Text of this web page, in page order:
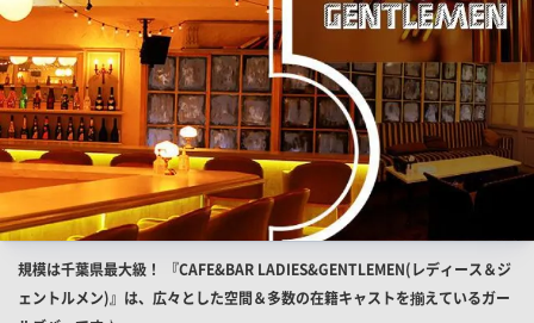
店
舗
規模は千葉県最大級！ 『CAFE&BAR LADIES&GENTLEMEN(レディース＆ジ
ェントルメン)』は、広々とした空間＆多数の在籍キャストを揃えているガー